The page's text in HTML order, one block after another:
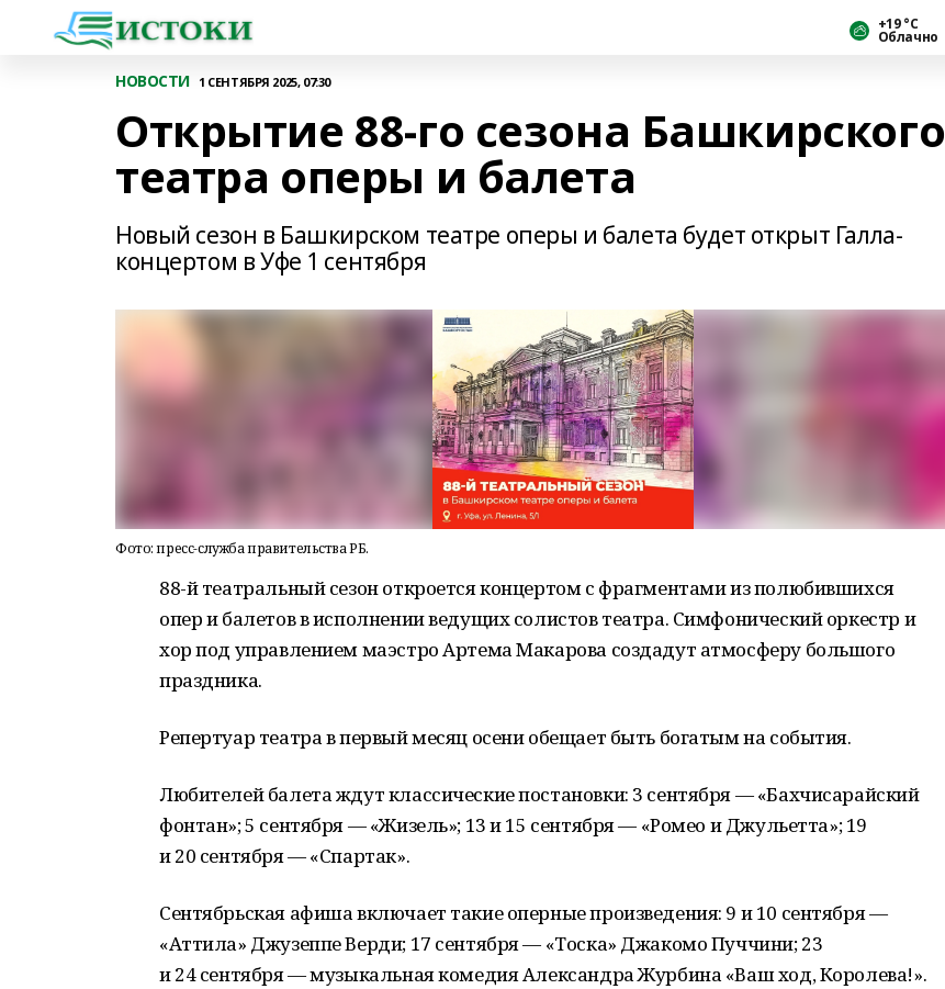
+19 °С
Облачно
НОВОСТИ 1 СЕНТЯБРЯ 2025, 07:30
Открытие 88-го сезона Башкирского
театра оперы и балета
Новый сезон в Башкирском театре оперы и балета будет открыт Галла-
концертом в Уфе 1 сентября
Фото: пресс-служба правительства РБ.
88-й театральный сезон откроется концертом с фрагментами из полюбившихся
опер и балетов в исполнении ведущих солистов театра. Симфонический оркестр и
хор под управлением маэстро Артема Макарова создадут атмосферу большого
праздника.
Репертуар театра в первый месяц осени обещает быть богатым на события.
Любителей балета ждут классические постановки: 3 сентября — «Бахчисарайский
фонтан»; 5 сентября — «Жизель»; 13 и 15 сентября — «Ромео и Джульетта»; 19
и 20 сентября — «Спартак».
Сентябрьская афиша включает такие оперные произведения: 9 и 10 сентября —
«Аттила» Джузеппе Верди; 17 сентября — «Тоска» Джакомо Пуччини; 23
и 24 сентября — музыкальная комедия Александра Журбина «Ваш ход, Королева!».